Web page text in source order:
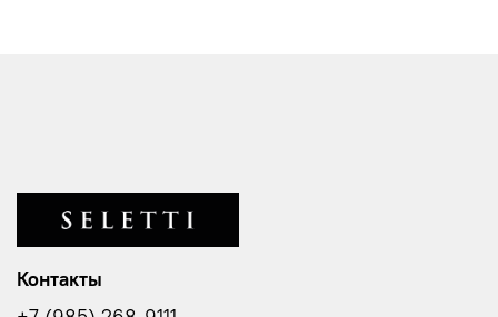
Контакты